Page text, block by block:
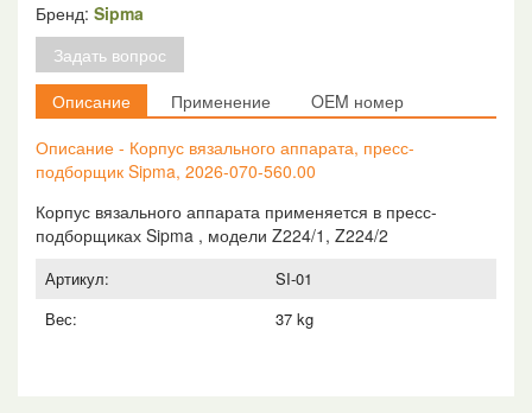
вязального
аппарата,
пресс-
подборщик
Sipma,
070-
560.00
Бренд: Sipma
Задать вопрос
Описание
Применение
OEM номер
Описание - Корпус вязального аппарата, пресс-
подборщик Sipma, 2026-070-560.00
Корпус вязального аппарата применяется в пресс-
подборщиках Sipma , модели Z224/1, Z224/2
Артикул:
SI-01
Вес:
37 kg